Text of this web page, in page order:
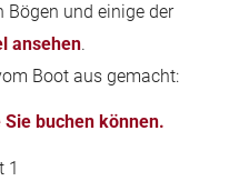
Bögen und einige der
ansehen.
Boot aus gemacht:
buchen können.